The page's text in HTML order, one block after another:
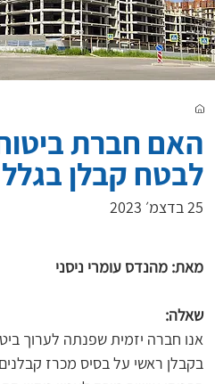
האם חברת
לבטח קבלן
25 בדצמ׳ 2023
מאת: מהנדס עומרי ניסני
שאלה:
אנו חברה יזמית שפנתה לערוך
בקבלן ראשי על בסיס מכרז